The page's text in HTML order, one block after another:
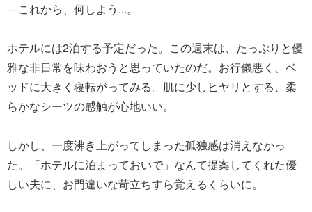
―これから、何しよう...。
ホテルには2泊する予定だった。この週末は、たっぷりと優
雅な非日常を味わおうと思っていたのだ。お行儀悪く、ベ
ッドに大きく寝転がってみる。肌に少しヒヤリとする、柔
らかなシーツの感触が心地いい。
しかし、一度沸き上がってしまった孤独感は消えなかっ
た。「ホテルに泊まっておいで」なんて提案してくれた優
しい夫に、お門違いな苛立ちすら覚えるくらいに。